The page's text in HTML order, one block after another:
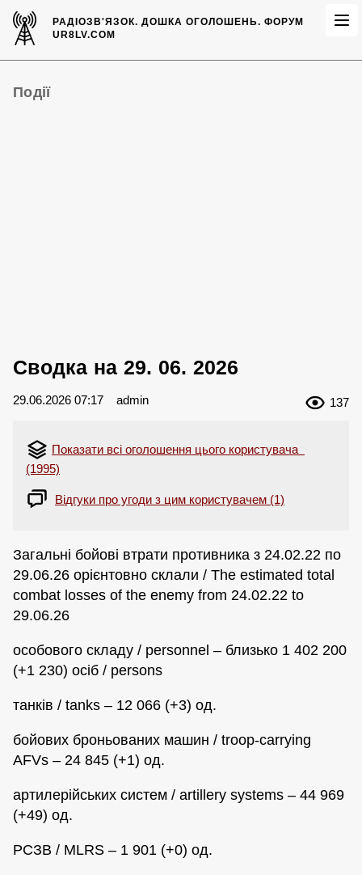
РАДІОЗВ'ЯЗОК.ДОШКА ОГОЛОШЕНЬ. ФОРУМ
UR8LV.COM
Події
Сводка на 29. 06. 2026
29.06.2026 07:17 admin 137
Показати всі оголошення цього користувача
(1995)
Відгуки про угоди з цим користувачем (1)
Загальні бойові втрати противника з 24.02.22 по
29.06.26 орієнтовно склали / The estimated total
combat losses of the enemy from 24.02.22 to
29.06.26
особового складу / personnel – близько 1 402 200
(+1 230) осіб / persons
танків / tanks – 12 066 (+3) од.
бойових броньованих машин / troop-carrying
AFVs – 24 845 (+1) од.
артилерійських систем / artillery systems – 44 969
(+49) од.
РСЗВ / MLRS – 1 901 (+0) од.